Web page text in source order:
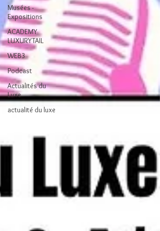
Musées -
Expositions
ACADEMY
LUXURYTAIL
WEB3
Podcast
Actualités du
Luxe
actualité du luxe